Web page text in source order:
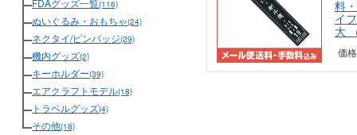
FDAグッズ一覧(116)
ぬいぐるみ・おもちゃ(24)
ネクタイ/ピンバッジ(29)
機内グッズ(2)
キーホルダー(39)
エアクラフトモデル(18)
トラベルグッズ(4)
その他(18)
料
イ
大
価